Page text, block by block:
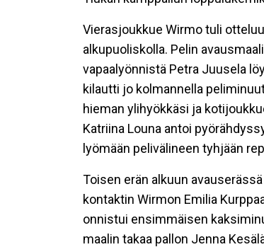
Vierasjoukkue Wirmo tuli
alkupuoliskolla. Pelin
vapaalyönnistä Petra Juusela
kilautti jo kolmannella
hieman ylihyökkäsi ja
Katriina Louna antoi
lyömään pelivälineen tyhjään
Toisen erän alkuun
kontaktin Wirmon Emilia
onnistui ensimmäisen
maalin takaa pallon Jenna